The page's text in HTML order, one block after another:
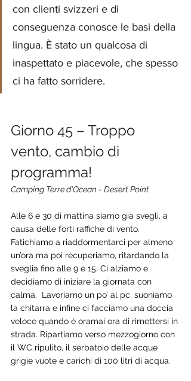
con clienti svizzeri e di
conseguenza conosce le basi della
lingua. È stato un qualcosa di
inaspettato e piacevole, che spesso
ci ha fatto sorridere.
Giorno 45 – Troppo
vento, cambio di
programma!
Camping Terre d'Ocean - Desert Point
Alle 6 e 30 di mattina siamo già svegli, a
causa delle forti raffiche di vento.
Fatichiamo a riaddormentarci per almeno
un’ora ma poi recuperiamo, ritardando la
sveglia fino alle 9 e 15. Ci alziamo e
decidiamo di iniziare la giornata con
calma.  Lavoriamo un po’ al pc, suoniamo
la chitarra e infine ci facciamo una doccia
veloce quando è oramai ora di rimettersi in
strada. Ripartiamo verso mezzogiorno con
il WC ripulito, il serbatoio delle acque
grigie vuote e carichi di 100 litri di acqua.